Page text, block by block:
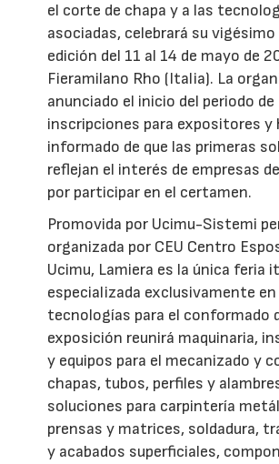
el corte de chapa y a las
asociadas, celebrará su
edición del 11 al 14 de mayo de
Fieramilano Rho (Italia). La
anunciado el inicio del periodo de
inscripciones para expositores y
informado de que las primeras
reflejan el interés de empresas
por participar en el certamen.
Promovida por Ucimu-Sistemi
organizada por CEU Centro
Ucimu, Lamiera es la única feria
especializada exclusivamente en
tecnologías para el conformado
exposición reunirá maquinaria,
y equipos para el mecanizado y
chapas, tubos, perfiles y
soluciones para carpintería
prensas y matrices, soldadura,
y acabados superficiales,